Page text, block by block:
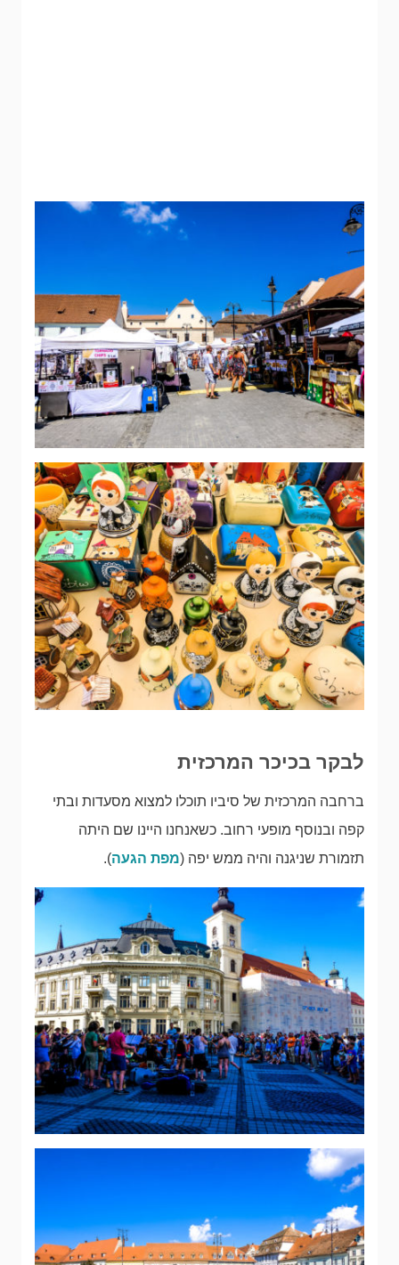
לבקר בכיכר המרכזית
ברחבה המרכזית של סיביו תוכלו למצוא מסעדות ובתי
קפה ובנוסף מופעי רחוב. כשאנחנו היינו שם היתה
תזמורת שניגנה והיה ממש יפה (מפת הגעה).